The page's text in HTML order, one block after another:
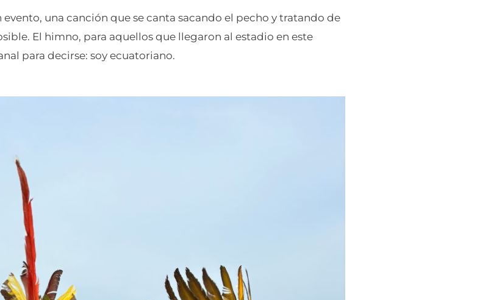
evento, una canción que se canta sacando el pecho y tratando de
El himno, para aquellos que llegaron al estadio en este
para decirse: soy ecuatoriano.